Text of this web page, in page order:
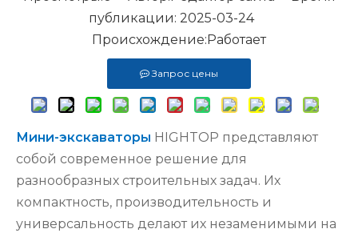
публикации: 2025-03-24
Происхождение: Работает
Запрос цены
Мини-экскаваторы HIGHTOP представляют
собой современное решение для
разнообразных строительных задач. Их
компактность, производительность и
универсальность делают их незаменимыми на